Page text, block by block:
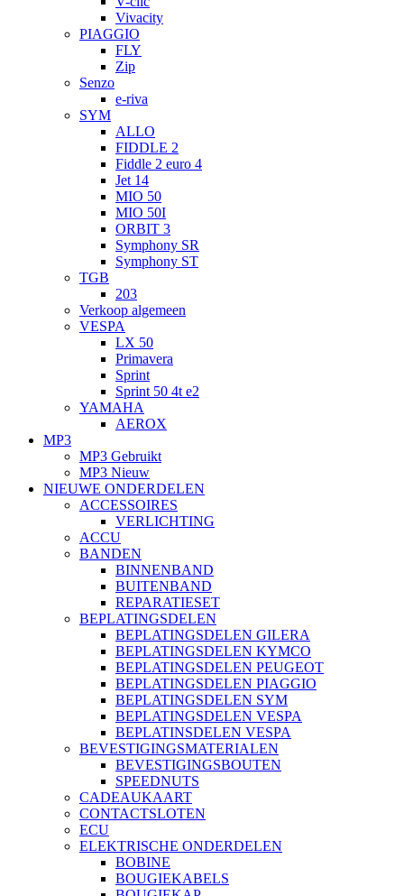
Vivacity
PIAGGIO
FLY
Zip
Senzo
e-riva
SYM
ALLO
FIDDLE 2
Fiddle 2 euro 4
Jet 14
MIO 50
MIO 50I
ORBIT 3
Symphony SR
Symphony ST
TGB
203
Verkoop algemeen
VESPA
LX 50
Primavera
Sprint
Sprint 50 4t e2
YAMAHA
AEROX
MP3
MP3 Gebruikt
MP3 Nieuw
NIEUWE ONDERDELEN
ACCESSOIRES
VERLICHTING
ACCU
BANDEN
BINNENBAND
BUITENBAND
REPARATIESET
BEPLATINGSDELEN
BEPLATINGSDELEN GILERA
BEPLATINGSDELEN KYMCO
BEPLATINGSDELEN PEUGEOT
BEPLATINGSDELEN PIAGGIO
BEPLATINGSDELEN SYM
BEPLATINGSDELEN VESPA
BEPLATINSDELEN VESPA
BEVESTIGINGSMATERIALEN
BEVESTIGINGSBOUTEN
SPEEDNUTS
CADEAUKAART
CONTACTSLOTEN
ECU
ELEKTRISCHE ONDERDELEN
BOBINE
BOUGIEKABELS